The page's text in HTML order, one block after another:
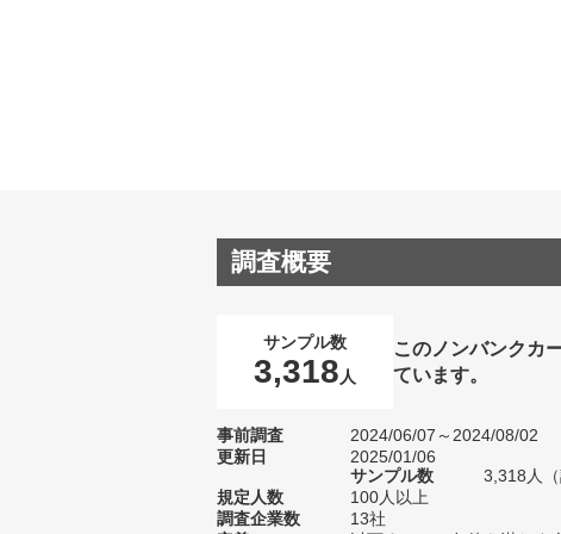
調査概要
サンプル数
3,318 人
このノンバンクカ
ています。
事前調査
2024/06/07～2024/08/02
更新日
2025/01/06
サンプル数
3,318人
規定人数
100人以上
調査企業数
13社